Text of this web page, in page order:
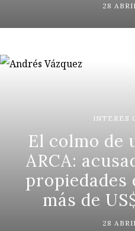
28
INTERES
El colmo de
ARCA:
propiedades
más de
28